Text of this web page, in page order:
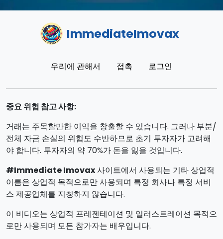
ImmediateImovax
우리에 관해서 접촉 로그인
중요 위험 참고 사항:
거래는 주목할만한 이익을 창출할 수 있습니다. 그러나 부분/
전체 자금 손실의 위험도 수반하므로 초기 투자자가 고려해
야 합니다. 투자자의 약 70%가 돈을 잃을 것입니다.
#Immediate Imovax사이트에서 사용되는 기타 상업적
이름은 상업적 목적으로만 사용되며 특정 회사나 특정 서비
스 제공업체를 지칭하지 않습니다.
이 비디오는 상업적 프레젠테이션 및 일러스트레이션 목적으
로만 사용되며 모든 참가자는 배우입니다.